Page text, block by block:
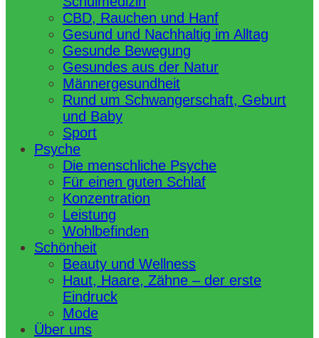
CBD, Rauchen und Hanf
Gesund und Nachhaltig im Alltag
Gesunde Bewegung
Gesundes aus der Natur
Männergesundheit
Rund um Schwangerschaft, Geburt
und Baby
Sport
Psyche
Die menschliche Psyche
Für einen guten Schlaf
Konzentration
Leistung
Wohlbefinden
Schönheit
Beauty und Wellness
Haut, Haare, Zähne – der erste
Eindruck
Mode
Über uns